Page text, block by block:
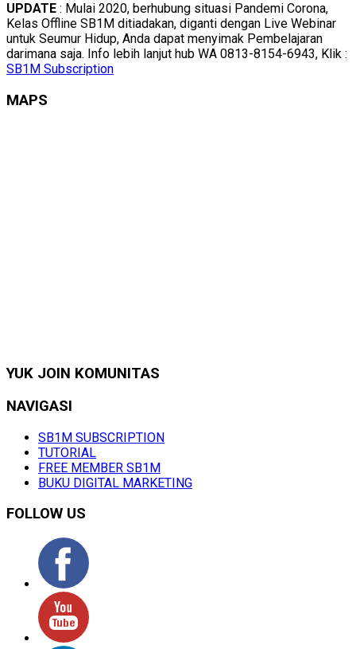
UPDATE : Mulai 2020, berhubung situasi Pandemi Corona,
Kelas Offline SB1M ditiadakan, diganti dengan Live Webinar
untuk Seumur Hidup, Anda dapat menyimak Pembelajaran
darimana saja. Info lebih lanjut hub WA 0813-8154-6943, Klik :
SB1M Subscription
MAPS
YUK JOIN KOMUNITAS
NAVIGASI
SB1M SUBSCRIPTION
TUTORIAL
FREE MEMBER SB1M
BUKU DIGITAL MARKETING
FOLLOW US